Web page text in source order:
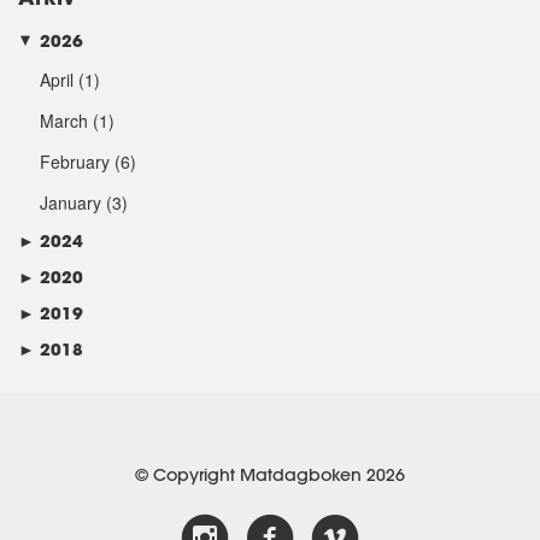
► 2026
April (1)
March (1)
February (6)
January (3)
► 2024
► 2020
► 2019
► 2018
© Copyright Matdagboken 2026